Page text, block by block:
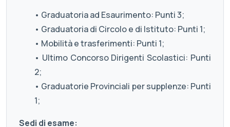
• Graduatoria ad Esaurimento: Punti 3;
• Graduatoria di Circolo e di Istituto: Punti 1;
• Mobilità e trasferimenti: Punti 1;
• Ultimo Concorso Dirigenti Scolastici: Punti
2;
• Graduatorie Provinciali per supplenze: Punti
1;
Sedi di esame: